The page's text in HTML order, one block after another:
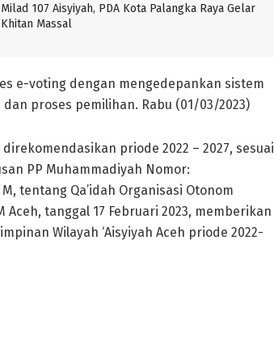
Milad 107 Aisyiyah, PDA Kota Palangka Raya Gelar
Khitan Massal
e-voting dengan mengedepankan sistem
proses pemilihan. Rabu (01/03/2023)
priode 2022 – 2027, sesuai
PP Muhammadiyah Nomor:
tentang Qa’idah Organisasi Otonom
tanggal 17 Februari 2023, memberikan
Wilayah ‘Aisyiyah Aceh priode 2022-